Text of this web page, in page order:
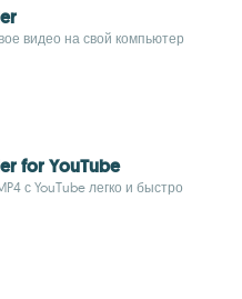
видео на свой компьютер
for YouTube
с YouTube легко и быстро